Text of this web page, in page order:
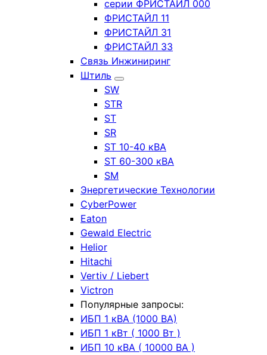
серии ФРИСТАЙЛ 000
ФРИСТАЙЛ 11
ФРИСТАЙЛ 31
ФРИСТАЙЛ 33
Связь Инжиниринг
Штиль
SW
STR
ST
SR
ST 10-40 кВА
ST 60-300 кВА
SM
Энергетические Технологии
CyberPower
Eaton
Gewald Electric
Helior
Hitachi
Vertiv / Liebert
Victron
Популярные запросы:
ИБП 1 кВА (1000 ВА)
ИБП 1 кВт ( 1000 Вт )
ИБП 10 кВА ( 10000 ВА )